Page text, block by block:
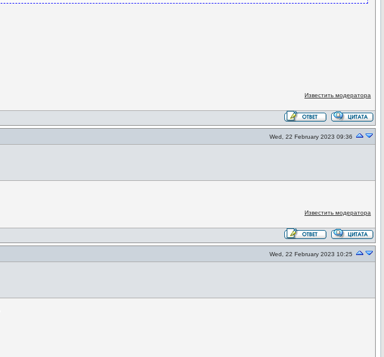
Известить модератора
Wed, 22 February 2023 09:36
Известить модератора
Wed, 22 February 2023 10:25